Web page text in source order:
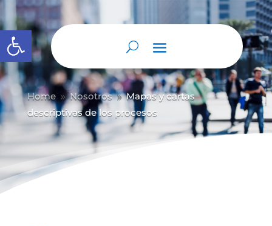
Abrir barra de herramientas
Home 9 Nosotros 9 Mapas y cartas
descriptivas de los procesos